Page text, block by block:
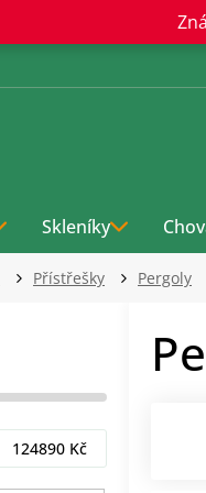
Skleníky
Přístřešky Pergoly
124890Kč